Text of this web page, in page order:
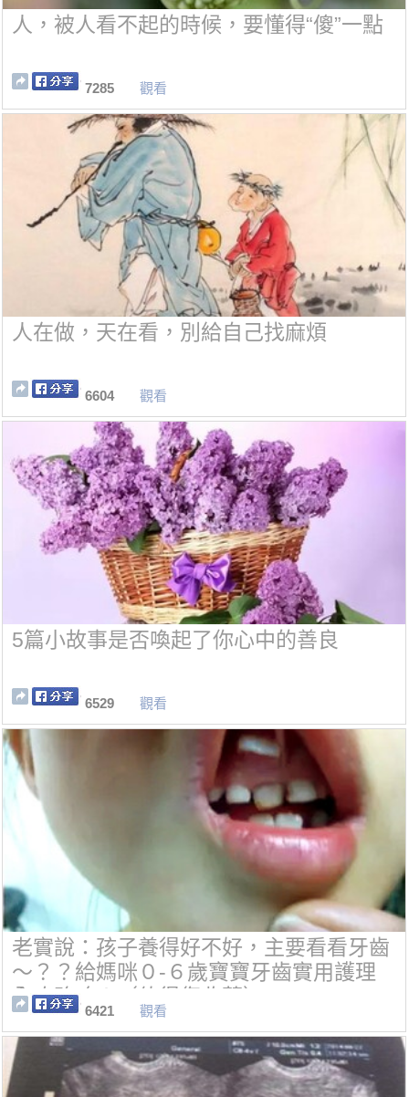
人，被人看不起的時候，要懂得“傻”一點
7285 觀看
人在做，天在看，別給自己找麻煩
6604 觀看
5篇小故事是否喚起了你心中的善良
6529 觀看
老實說：孩子養得好不好，主要看看牙齒
～？？給媽咪０-６歲寶寶牙齒實用護理
全攻略唷！（值得您收藏）
6421 觀看